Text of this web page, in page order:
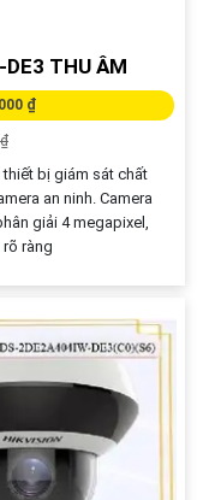
THU ÂM
₫
thiết bị giám sát chất
an ninh. Camera
giải 4 megapixel,
ràng